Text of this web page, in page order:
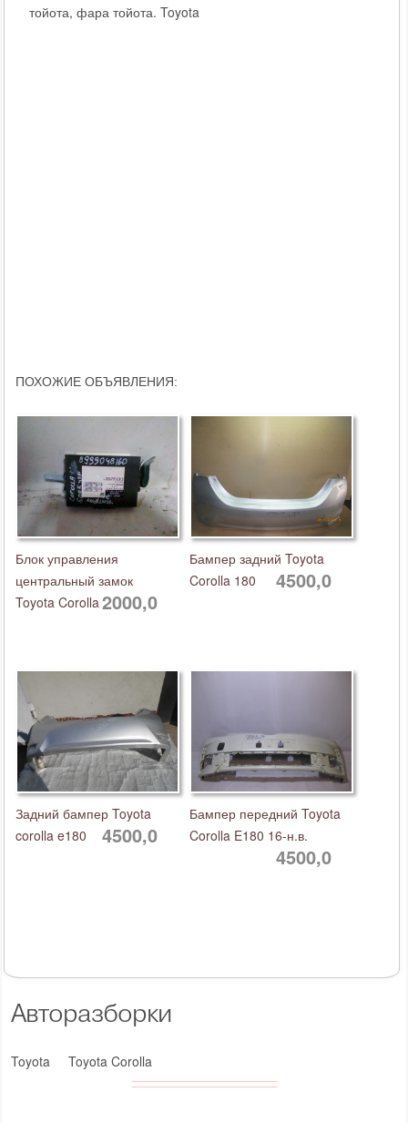
Авторазборки
Toyota Toyota Corolla
тойота, фара тойота. Toyota
ПОХОЖИЕ ОБЪЯВЛЕНИЯ:
Блок управления
центральный замок
Toyota Corolla2000,0
Бампер задний Toyota
Corolla 180
4500,0
Задний бампер Toyota
corolla e180
4500,0
Бампер передний Toyota
Corolla E180 16-н.в.
4500,0